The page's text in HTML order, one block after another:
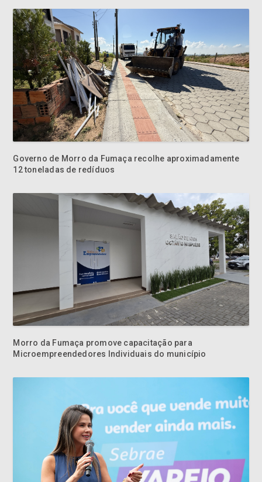
Governo de Morro da Fumaça recolhe aproximadamente
12 toneladas de redíduos
Morro da Fumaça promove capacitação para
Microempreendedores Individuais do município